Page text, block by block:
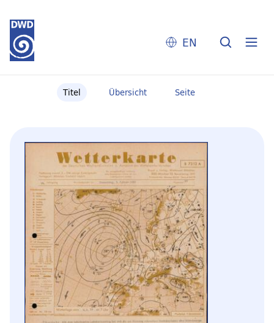
EN
Titel Übersicht Seite